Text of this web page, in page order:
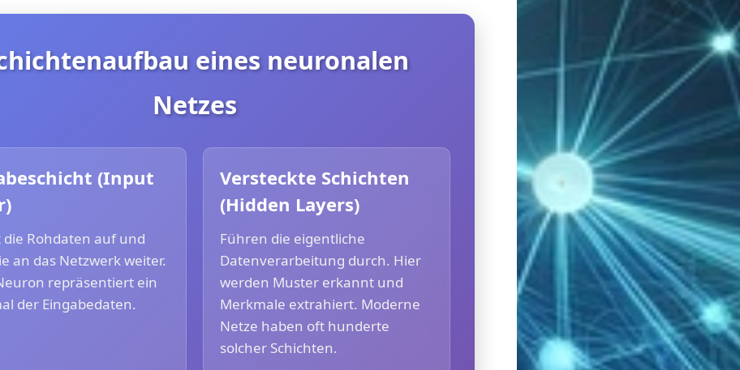
eines neuronalen
Netzes
(Input
Rohdaten auf und
an das Netzwerk weiter.
repräsentiert ein
der Eingabedaten.
Versteckte Schichten
(Hidden Layers)
Führen die eigentliche
Datenverarbeitung durch. Hier
werden Muster erkannt und
Merkmale extrahiert. Moderne
Netze haben oft hunderte
solcher Schichten.